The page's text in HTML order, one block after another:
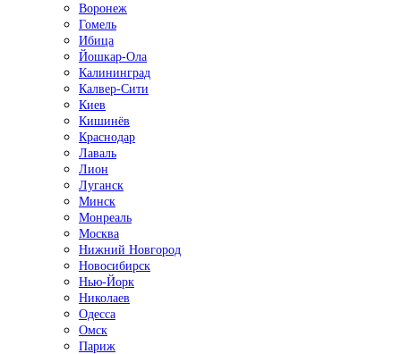
Воронеж
Гомель
Ибица
Йошкар-Ола
Калининград
Калвер-Сити
Киев
Кишинёв
Краснодар
Лаваль
Лион
Луганск
Минск
Монреаль
Москва
Нижний Новгород
Новосибирск
Нью-Йорк
Николаев
Одесса
Омск
Париж